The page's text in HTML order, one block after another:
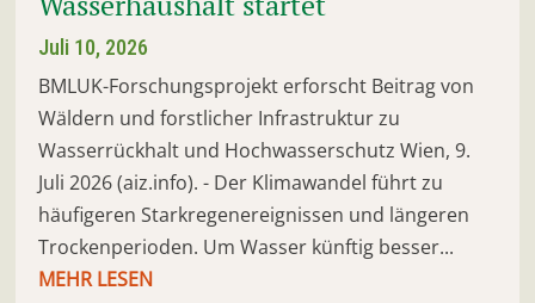
Juli 10, 2026
BMLUK-Forschungsprojekt erforscht Beitrag von
Wäldern und forstlicher Infrastruktur zu
Wasserrückhalt und Hochwasserschutz Wien, 9.
Juli 2026 (aiz.info). - Der Klimawandel führt zu
häufigeren Starkregenereignissen und längeren
Trockenperioden. Um Wasser künftig besser...
MEHR LESEN